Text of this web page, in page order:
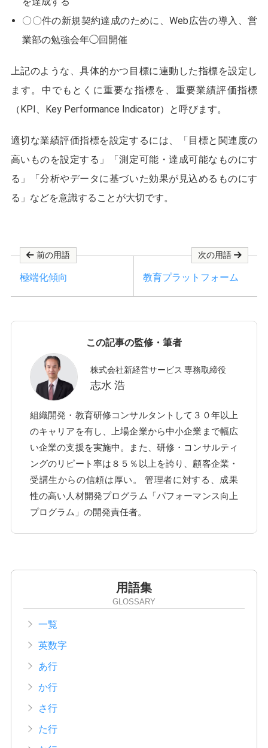
〇〇件の新規契約達成のために、Web広告の導入、営
業部の勉強会年◯回開催
上記のような、具体的かつ目標に連動した指標を設定し
ます。中でもとくに重要な指標を、重要業績評価指標
（KPI、Key Performance Indicator）と呼びます。
適切な業績評価指標を設定するには、「目標と関連度の
高いものを設定する」「測定可能・達成可能なものにす
る」「分析やデータに基づいた効果が見込めるものにす
る」などを意識することが大切です。
前の用語
極端化傾向
次の用語
教育プラットフォーム
この記事の監修・筆者
株式会社新経営サービス 専務取締役
志水 浩
組織開発・教育研修コンサルタントして３０年以上
のキャリアを有し、上場企業から中小企業まで幅広
い企業の支援を実施中。また、研修・コンサルティ
ングのリピート率は８５％以上を誇り、顧客企業・
受講生からの信頼は厚い。 管理者に対する、成果
性の高い人材開発プログラム「パフォーマンス向上
プログラム」の開発責任者。
用語集
GLOSSARY
一覧
英数字
あ行
か行
さ行
た行